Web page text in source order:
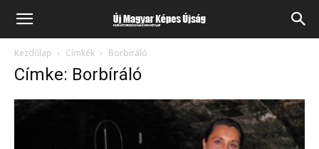
Kezdőlap Címkék Borbíráló
Címke: Borbíráló